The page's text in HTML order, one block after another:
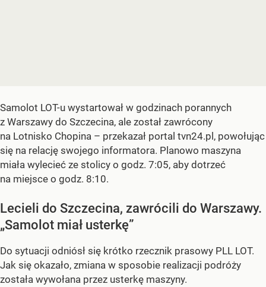
Samolot LOT-u wystartował w godzinach porannych
z Warszawy do Szczecina, ale został zawrócony
na Lotnisko Chopina – przekazał portal tvn24.pl, powołując
się na relację swojego informatora. Planowo maszyna
miała wylecieć ze stolicy o godz. 7:05, aby dotrzeć
na miejsce o godz. 8:10.
Lecieli do Szczecina, zawrócili do Warszawy.
„Samolot miał usterkę”
Do sytuacji odniósł się krótko rzecznik prasowy PLL LOT.
Jak się okazało, zmiana w sposobie realizacji podróży
została wywołana przez usterkę maszyny.